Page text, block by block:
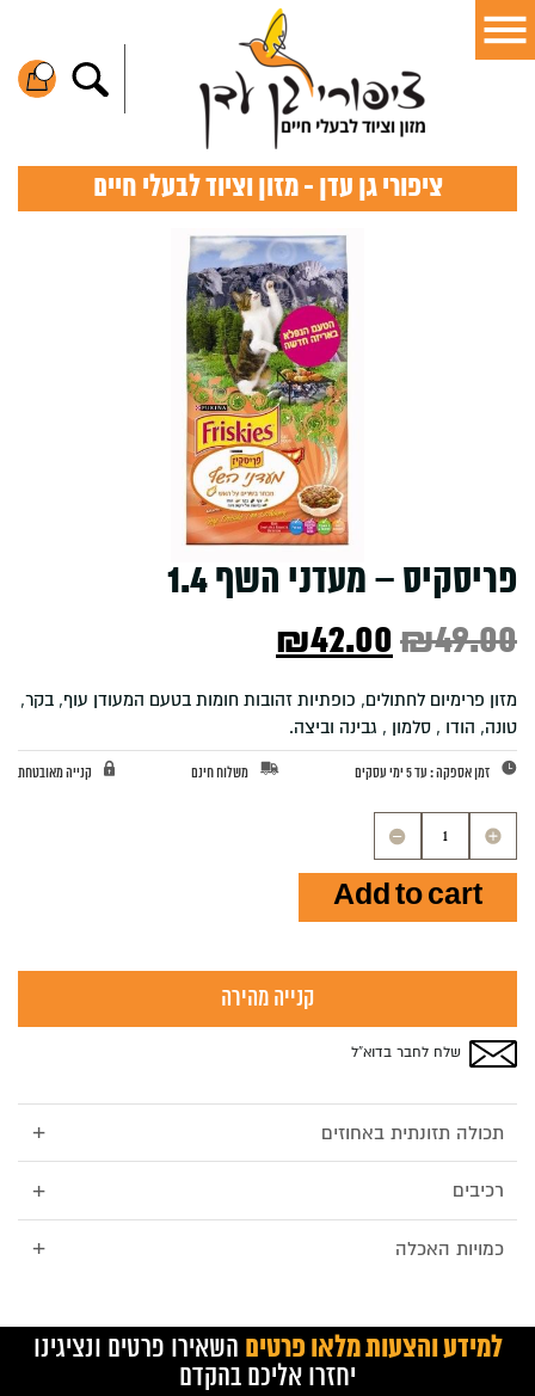
ציפורי גן עדן - מזון וציוד לבעלי חיים
פריסקיס – מעדני השף 1.4
₪49.00
Original
price
was:
₪49.00.
₪42.00
price
is:
מזון פרימיום לחתולים, כופתיות זהובות חומות בטעם המעודן עוף, בקר,
טונה, הודו , סלמון , גבינה וביצה.
זמן אספקה : עד 5 ימי עסקים משלוח חינם קנייה מאובטחת
Add to cart
קנייה מהירה
שלח לחבר בדוא”ל
תכולה תזונתית באחוזים +
רכיבים +
כמויות האכלה +
למידע והצעות מלאו פרטים השאירו פרטים ונציגינו
יחזרו אליכם בהקדם